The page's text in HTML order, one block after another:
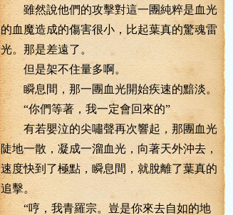
雖然說他們的攻擊對這一團純粹是血光
的血魔造成的傷害很小，比起葉真的驚魂雷
光。那是差遠了。
但是架不住量多啊。
瞬息間，那一團血光開始疾速的黯淡。
“你們等著，我一定會回來的”
有若嬰泣的尖嘯聲再次響起，那團血光
陡地一散，凝成一溜血光，向著天外沖去，
速度快到了極點，瞬息間，就脫離了葉真的
追擊。
“哼，我青羅宗。豈是你來去自如的地